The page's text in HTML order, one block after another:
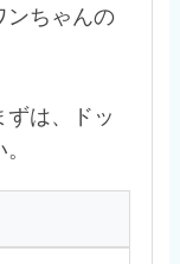
ンちゃんの
は、ドッ